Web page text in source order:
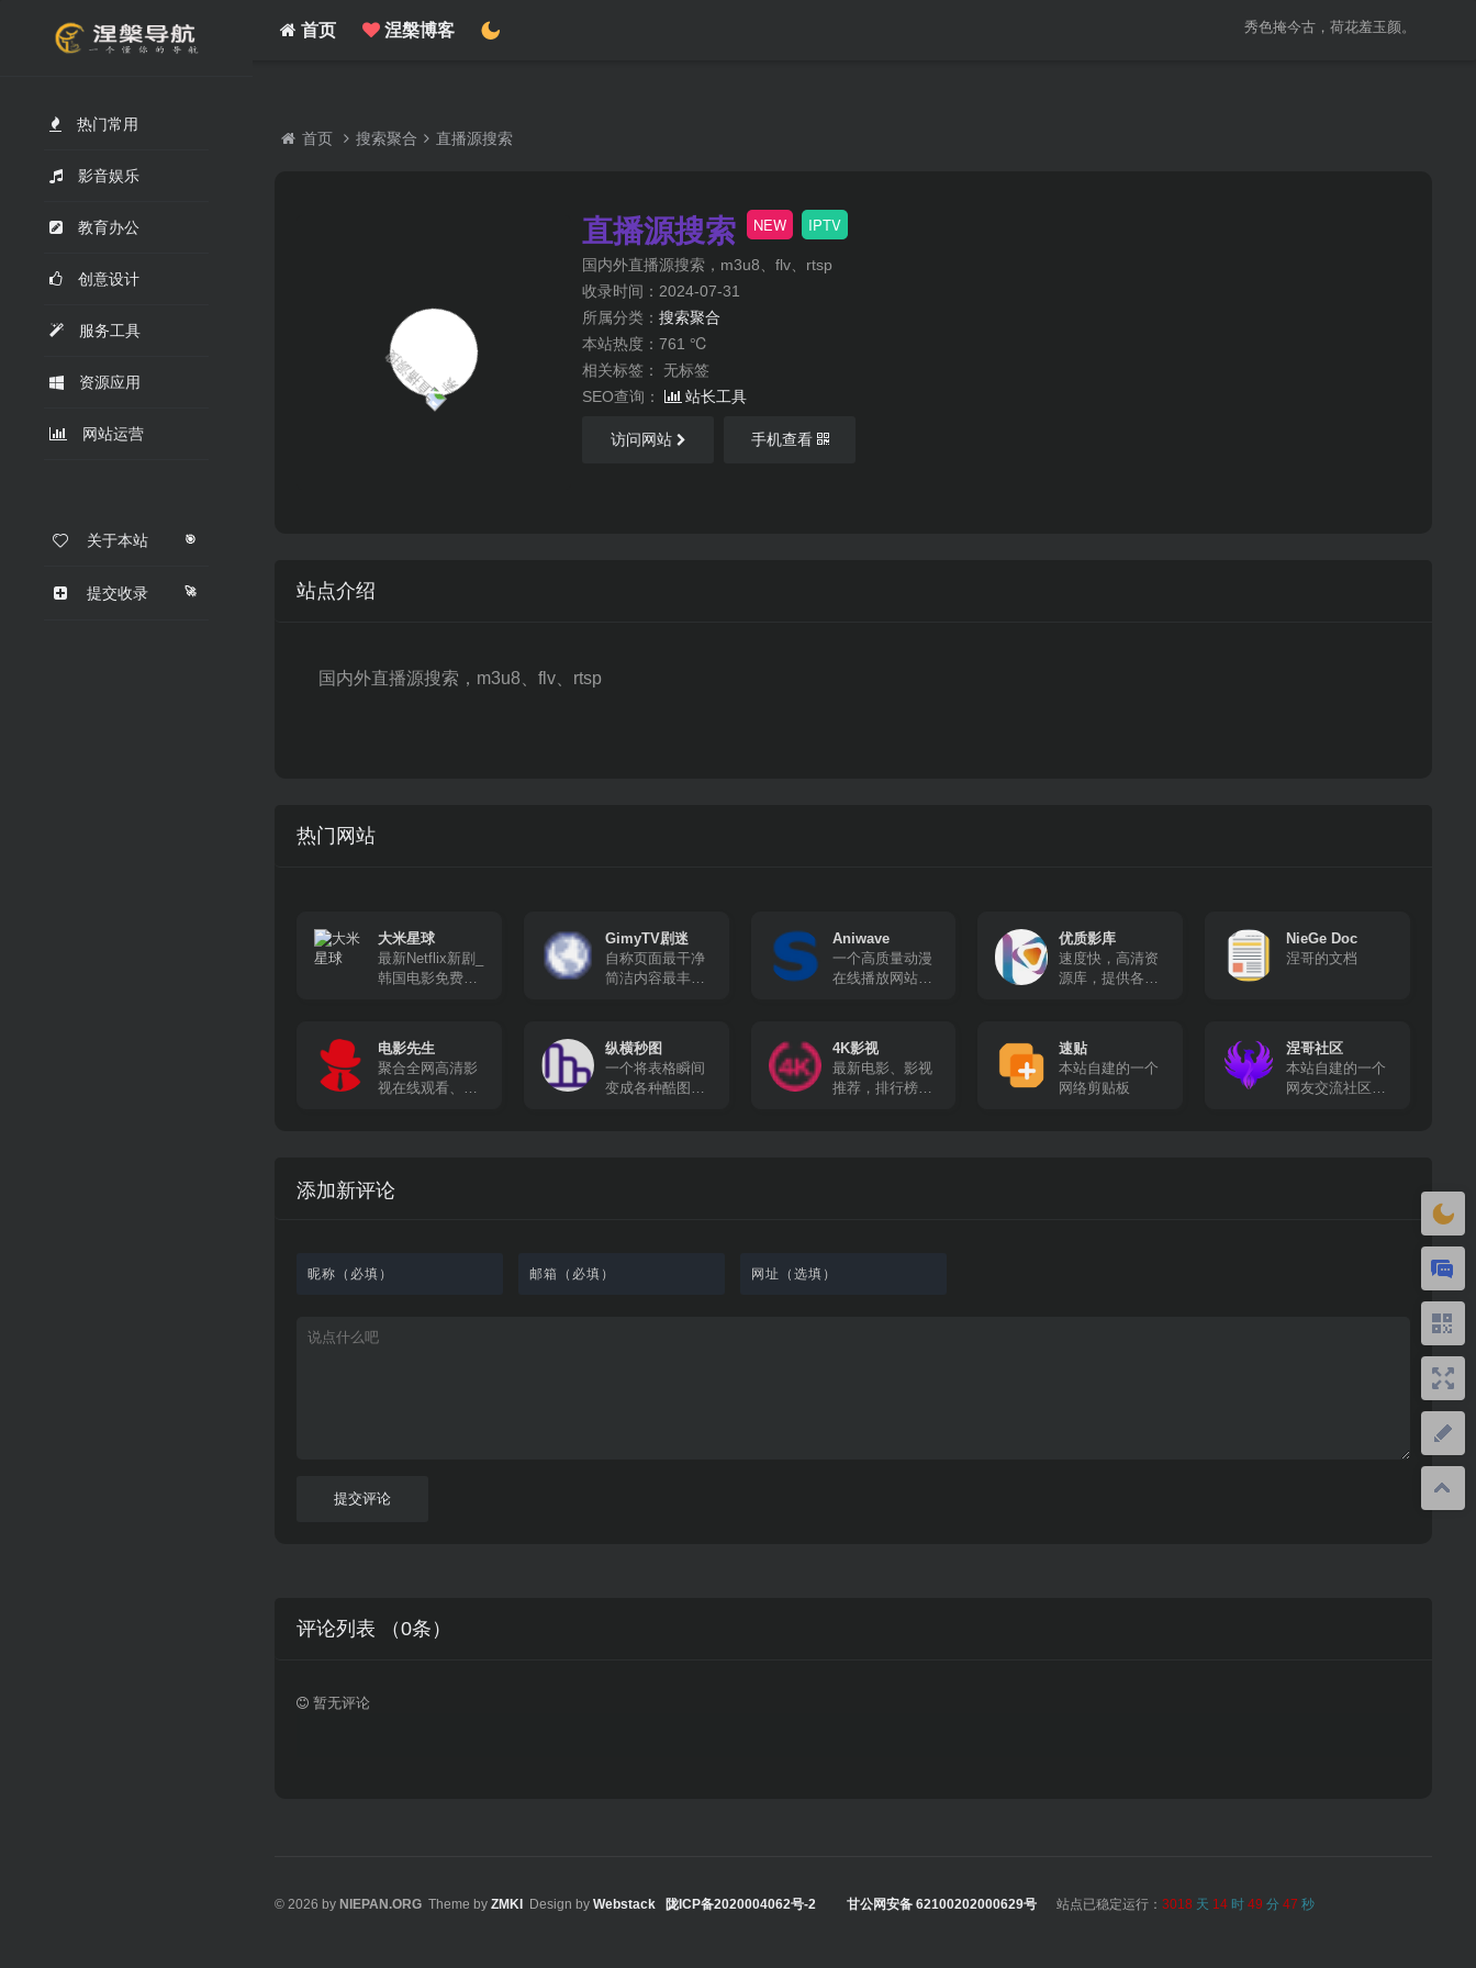
热门常用
影音娱乐
教育办公
创意设计
服务工具
资源应用
网站运营
关于本站 🎯
提交收录 🚀
首页 涅槃博客 秀色掩今古，荷花羞玉颜。
首页 搜索聚合 直播源搜索
直播源搜索 NEW IPTV
国内外直播源搜索，m3u8、flv、rtsp
收录时间：2024-07-31
所属分类： 搜索聚合
本站热度：761 ℃
相关标签： 无标签
SEO查询：
站长工具
访问网站 手机查看
站点介绍
国内外直播源搜索，m3u8、flv、rtsp
热门网站
大米星球
最新Netflix新剧_
韩国电影免费在
GimyTV剧迷
自称页面最干净
简洁内容最丰富
Aniwave
一个高质量动漫
在线播放网站，
想要学习英文的
朋友。
优质影库
速度快，高清资
源库，提供各种
NieGe Doc
涅哥的文档
电影先生
聚合全网高清影
视在线观看、下
纵横秒图
一个将表格瞬间
变成各种酷图的
4K影视
最新电影、影视
推荐，排行榜、
速贴
本站自建的一个
网络剪贴板
涅哥社区
本站自建的一个
网友交流社区，
添加新评论
提交评论
评论列表 （0条）
暂无评论
© 2026 by NIEPAN.ORG Theme by ZMKI Design by Webstack 陇ICP备2020004062号-2 甘公网安备 62100202000629号 站点已稳定运行： 3018 天 14 时 49 分 48 秒